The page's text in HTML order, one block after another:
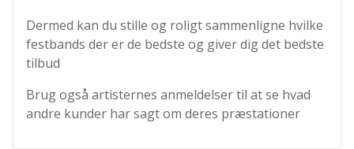
Dermed kan du stille og roligt sammenligne hvilke
festbands der er de bedste og giver dig det bedste
tilbud
Brug også artisternes anmeldelser til at se hvad
andre kunder har sagt om deres præstationer